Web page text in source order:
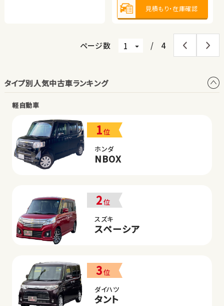
見積もり・在庫確認
見積もり・在庫確認
ページ数 / 4
タイプ別人気中古車ランキング
軽自動車
1位
ホンダ
NBOX
2位
スズキ
スペーシア
3位
ダイハツ
タント